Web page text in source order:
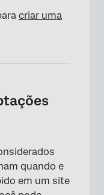
criar uma
quando e
em um site